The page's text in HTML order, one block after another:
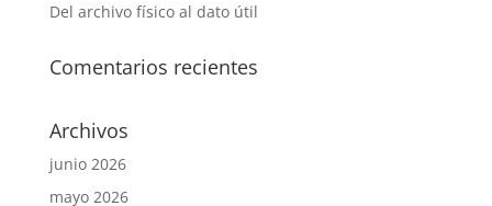
Del archivo físico al dato útil
Comentarios recientes
Archivos
junio 2026
mayo 2026